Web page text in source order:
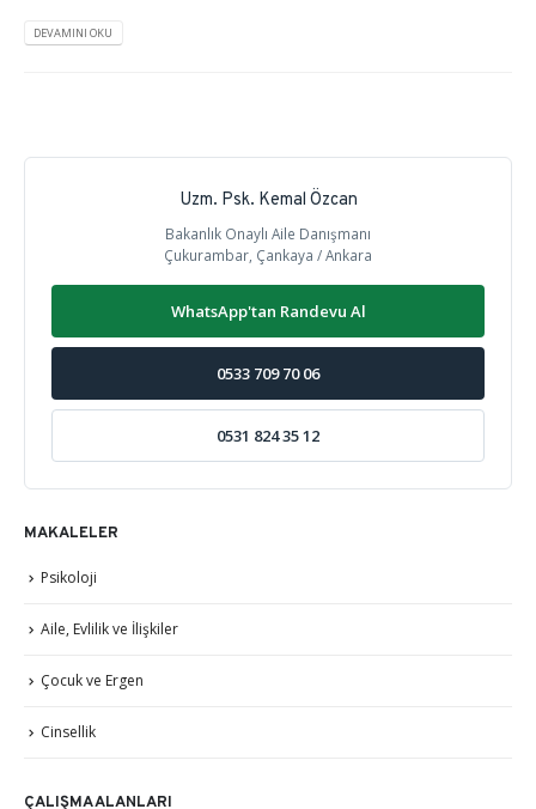
DEVAMINI OKU
Uzm. Psk. Kemal Özcan
Bakanlık Onaylı Aile Danışmanı
Çukurambar, Çankaya / Ankara
WhatsApp'tan Randevu Al
0533 709 70 06
0531 824 35 12
MAKALELER
Psikoloji
Aile, Evlilik ve İlişkiler
Çocuk ve Ergen
Cinsellik
ÇALIŞMA ALANLARI